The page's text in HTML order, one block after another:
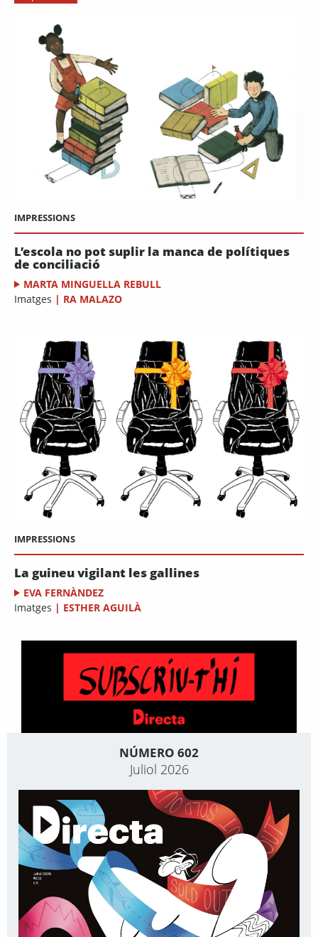
IMPRESSIONS
L’escola no pot suplir la manca de polítiques
de conciliació
MARTA MINGUELLA REBULL
Imatges | RA MALAZO
IMPRESSIONS
La guineu vigilant les gallines
EVA FERNÀNDEZ
Imatges | ESTHER AGUILÀ
NÚMERO 602
Juliol 2026